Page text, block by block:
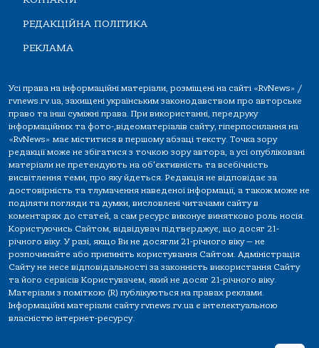
РЕДАКЦІЙНА ПОЛІТИКА
РЕКЛАМА
Усі права на інформаційні матеріали, розміщені на сайті «RvNews» /
rvnews.rv.ua, захищені українським законодавством про авторське
право та інші суміжні права. При використанні, передруку
інформаційних та фото-,відеоматеріалів сайту, гіперпосилання на
«RvNews» має міститися в першому абзаці тексту. Точка зору
редакції може не збігатися з точкою зору автора, а усі опубліковані
матеріали не претендують на об'єктивність та всебічність
висвітлення теми, про яку йдеться. Редакція не відповідає за
достовірність та тлумачення наведеної інформації, а також може не
поділяти погляди та думки, висловлені читачами сайту в
коментарях до статей, а сам ресурс виконує винятково роль носія.
Користуючись Сайтом, відвідувач підтверджує, що досяг 21-
річного віку. У разі, якщо Ви не досягли 21-річного віку — не
розпочинайте або припиніть користування Сайтом. Адміністрація
Сайту не несе відповідальності за законність використання Сайту
та його сервісів Користувачем, який не досяг 21-річного віку.
Матеріали з поміткою (R) публікуються на правах реклами.
Інформаційні матеріали сайту rvnews.rv.ua є інтелектуальною
власністю інтернет-ресурсу.